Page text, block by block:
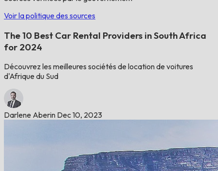
Voir la politique des sources
The 10 Best Car Rental Providers in South Africa
for 2024
Découvrez les meilleures sociétés de location de voitures
d'Afrique du Sud
Darlene Aberin Dec 10, 2023